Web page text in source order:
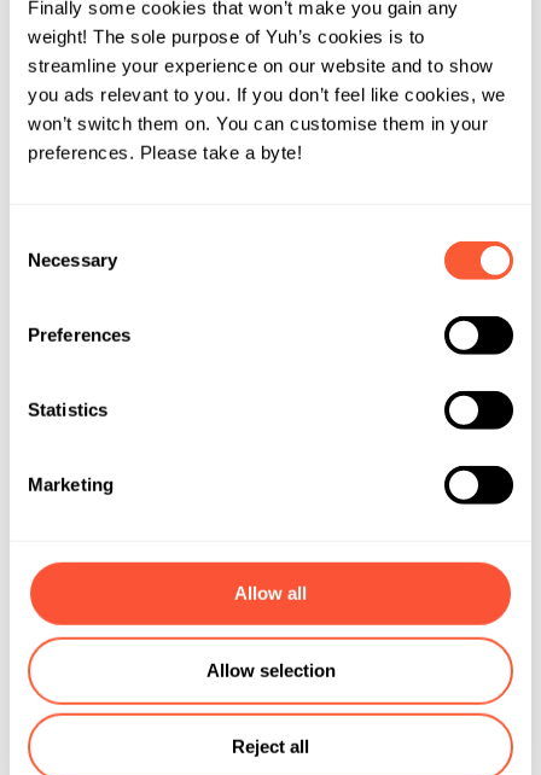
Finally some cookies that won’t make you gain any
weight! The sole purpose of Yuh’s cookies is to
streamline your experience on our website and to show
you ads relevant to you. If you don’t feel like cookies, we
won’t switch them on. You can customise them in your
preferences. Please take a byte!
Selection
Necessary
Preferences
Statistics
Marketing
Allow all
Allow selection
Reject all
Trasparenza:sai sempre in cosa stai investendo,
perché la composizione di un indice è pubblica e
segue una serie di regole chiare.
Sicurezza:l’elemento di protezione di un ETF è una
struttura di fondo. Le strutture di fondi sono
strettamente regolamentate e sono scorporate da una
denaro è protetto perché ha lo status di patrimonio
separato.
rendimenti?
vengono raccolti e poi distribuiti agli investitori o
accumulazione puoi sederti e rilassarti: tutti i redditi
vengono automaticamente reinvestiti nell’ETF. Anche in
questo caso l’effetto dell’interesse composto gioca un
ruolo importante. A lungo termine, il tuo patrimonio
cresce in modo più consistente in questo modo.